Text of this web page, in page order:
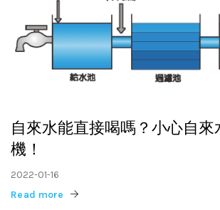
自來水能直接喝嗎？小心自
機！
2022-01-16
Read more